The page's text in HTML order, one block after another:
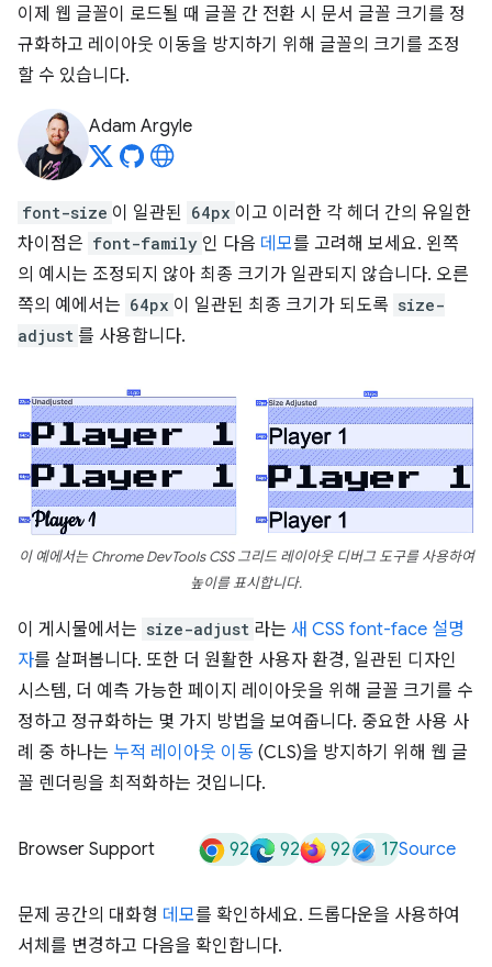
이제 웹 글꼴이 로드될 때 글꼴 간 전환 시 문서 글꼴 크기를 정
규화하고 레이아웃 이동을 방지하기 위해 글꼴의 크기를 조정
할 수 있습니다.
Adam Argyle
font-size 이 일관된 64px 이고 이러한 각 헤더 간의 유일한
차이점은 font-family 인 다음 데모를 고려해 보세요. 왼쪽
의 예시는 조정되지 않아 최종 크기가 일관되지 않습니다. 오른
쪽의 예에서는 64px 이 일관된 최종 크기가 되도록 size-
adjust 를 사용합니다.
이 예에서는 Chrome DevTools CSS 그리드 레이아웃 디버그 도구를 사용하여
높이를 표시합니다.
이 게시물에서는 size-adjust 라는 새 CSS font-face 설명
자를 살펴봅니다. 또한 더 원활한 사용자 환경, 일관된 디자인
시스템, 더 예측 가능한 페이지 레이아웃을 위해 글꼴 크기를 수
정하고 정규화하는 몇 가지 방법을 보여줍니다. 중요한 사용 사
례 중 하나는 누적 레이아웃 이동 (CLS)을 방지하기 위해 웹 글
꼴 렌더링을 최적화하는 것입니다.
Browser Support 92 92 92 17Source
문제 공간의 대화형 데모를 확인하세요. 드롭다운을 사용하여
서체를 변경하고 다음을 확인합니다.